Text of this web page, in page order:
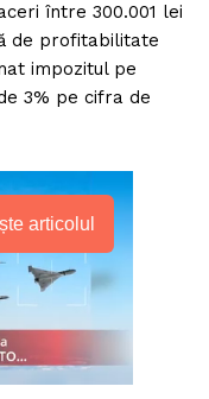
între 300.001 lei
de profitabilitate
impozitul pe
3% pe cifra de
articolul